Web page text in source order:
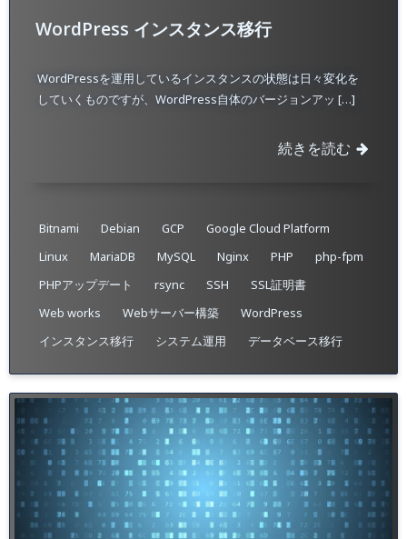
WordPress インスタンス移行
WordPressを運用しているインスタンスの状態は日々変化を
していくものですが、WordPress自体のバージョンアッ […]
続きを読む
Bitnami Debian GCP
Google Cloud Platform
Linux
MariaDB MySQL Nginx PHP
php-fpm
PHPアップデート
rsync SSH
SSL証明書
Web works
Webサーバー構築
WordPress
インスタンス移行
システム運用 データベース移行